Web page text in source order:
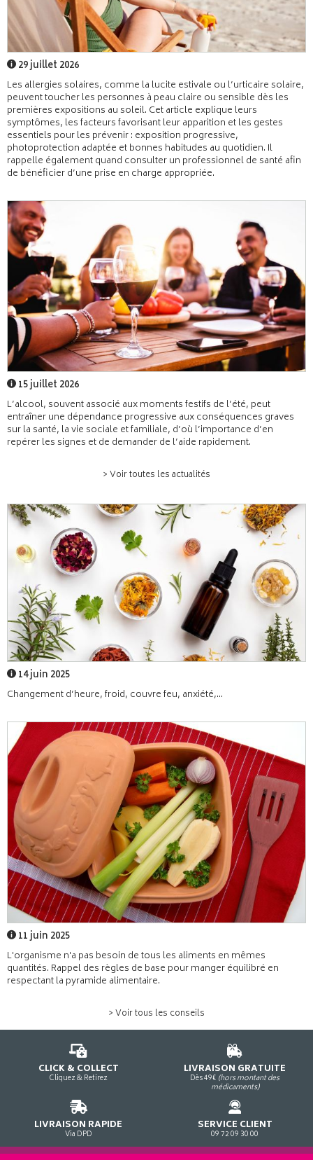
29 juillet 2026
Les allergies solaires, comme la lucite estivale ou l’urticaire solaire,
peuvent toucher les personnes à peau claire ou sensible dès les
premières expositions au soleil. Cet article explique leurs
symptômes, les facteurs favorisant leur apparition et les gestes
essentiels pour les prévenir : exposition progressive,
photoprotection adaptée et bonnes habitudes au quotidien. Il
rappelle également quand consulter un professionnel de santé afin
de bénéficier d’une prise en charge appropriée.
15 juillet 2026
L’alcool, souvent associé aux moments festifs de l’été, peut
entraîner une dépendance progressive aux conséquences graves
sur la santé, la vie sociale et familiale, d’où l’importance d’en
repérer les signes et de demander de l’aide rapidement.
> Voir toutes les actualités
14 juin 2025
Changement d’heure, froid, couvre feu, anxiété,...
11 juin 2025
L'organisme n'a pas besoin de tous les aliments en mêmes
quantités. Rappel des règles de base pour manger équilibré en
respectant la pyramide alimentaire.
> Voir tous les conseils
CLICK & COLLECT
Cliquez & Retirez
LIVRAISON GRATUITE
Dès 49€ (hors montant des
médicaments)
LIVRAISON RAPIDE
Via DPD
SERVICE CLIENT
09 72 09 30 00